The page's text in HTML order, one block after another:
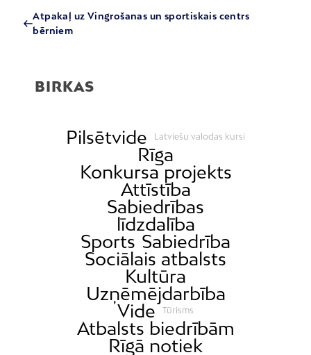
Atpakaļ uz Vingrošanas un sportiskais centrs
bērniem
BIRKAS
Pilsētvide Latviešu valodas kursi
Rīga
Konkursa projekts
Attīstība
Sabiedrības
līdzdalība
Sports Sabiedrība
Sociālais atbalsts
Kultūra
Uzņēmējdarbība
Vide
Tūrisms
Atbalsts biedrībām
Rīgā notiek